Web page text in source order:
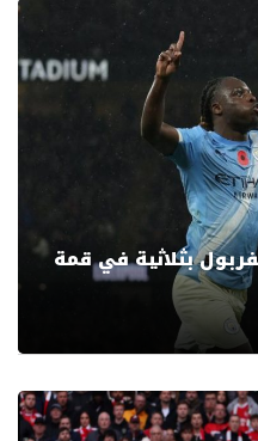
بثلاثية في قمة